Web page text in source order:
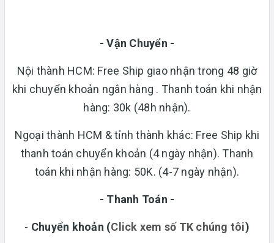
- Vận Chuyển -
Nội thành HCM: Free Ship giao nhận trong 48 giờ
khi chuyển khoản ngân hàng . Thanh toán khi nhận
hàng: 30k (48h nhận).
Ngoại thành HCM & tỉnh thành khác: Free Ship khi
thanh toán chuyển khoản (4 ngày nhận). Thanh
toán khi nhận hàng: 50K. (4-7 ngày nhận).
- Thanh Toán -
- Chuyển khoản (Click xem số TK chúng tôi)